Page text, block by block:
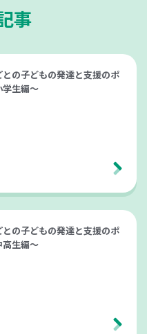
事
の子どもの発達と支援のポ
学生編～
の子どもの発達と支援のポ
高生編～